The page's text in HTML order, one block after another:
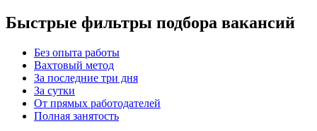
Быстрые фильтры подбора вакансий
Без опыта работы
Вахтовый метод
За последние три дня
За сутки
От прямых работодателей
Полная занятость